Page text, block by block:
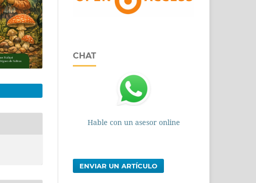
CHAT
Hable con un asesor online
ENVIAR UN ARTÍCULO